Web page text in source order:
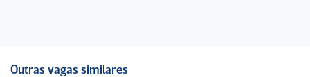
Outras vagas similares